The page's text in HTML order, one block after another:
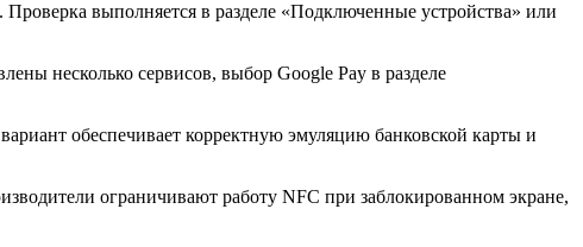
выполняется в разделе «Подключенные устройства» или
несколько сервисов, выбор Google Pay в разделе
обеспечивает корректную эмуляцию банковской карты и
ограничивают работу NFC при заблокированном экране,